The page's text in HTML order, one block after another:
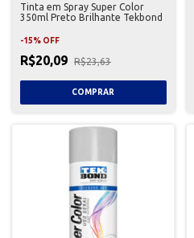
Tinta em Spray Super Color
350ml Preto Brilhante Tekbond
-15% OFF
R$20,09 R$23,63